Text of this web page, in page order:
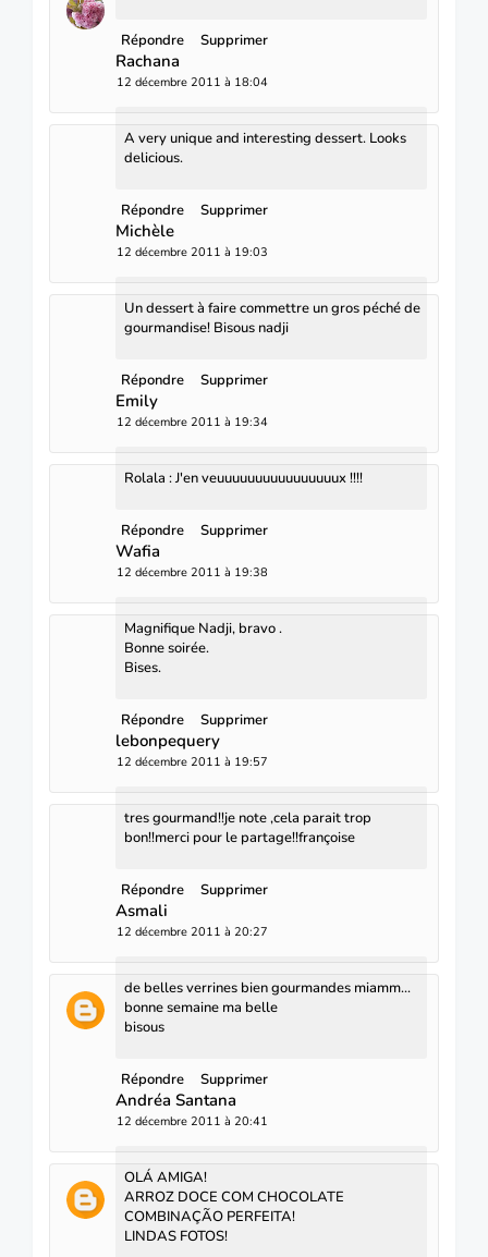
Répondre Supprimer
Rachana
12 décembre 2011 à 18:04
A very unique and interesting dessert. Looks
delicious.
Répondre Supprimer
Michèle
12 décembre 2011 à 19:03
Un dessert à faire commettre un gros péché de
gourmandise! Bisous nadji
Répondre Supprimer
Emily
12 décembre 2011 à 19:34
Rolala : J'en veuuuuuuuuuuuuuuuux !!!!
Répondre Supprimer
Wafia
12 décembre 2011 à 19:38
Magnifique Nadji, bravo .
Bonne soirée.
Bises.
Répondre Supprimer
lebonpequery
12 décembre 2011 à 19:57
tres gourmand!!je note ,cela parait trop
bon!!merci pour le partage!!françoise
Répondre Supprimer
Asmali
12 décembre 2011 à 20:27
de belles verrines bien gourmandes miamm...
bonne semaine ma belle
bisous
Répondre Supprimer
Andréa Santana
12 décembre 2011 à 20:41
OLÁ AMIGA!
ARROZ DOCE COM CHOCOLATE
COMBINAÇÃO PERFEITA!
LINDAS FOTOS!